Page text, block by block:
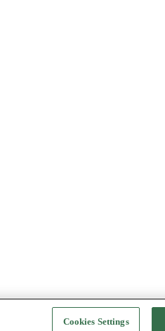
Cookies Settings